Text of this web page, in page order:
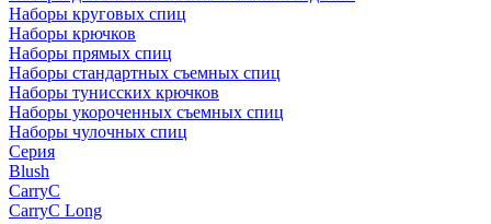
Наборы круговых спиц
Наборы крючков
Наборы прямых спиц
Наборы стандартных съемных спиц
Наборы тунисских крючков
Наборы укороченных съемных спиц
Наборы чулочных спиц
Серия
Blush
CarryC
CarryC Long